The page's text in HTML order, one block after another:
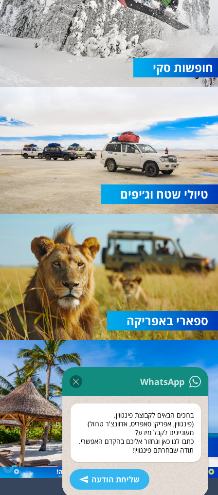
WhatsApp
ברוכים הבאים לקבוצת פינגווין.
(פינגווין, אפריקן סאפריס, אדוונצ'ר טרוול)
מעוניינים לקבל מידע?
כתבו לנו כאן ונחזור אליכם בהקדם האפשרי.
תודה שבחרתם פינגווין!
שליחת הודעה
חופשות סקי
טיולי שטח וג׳יפים
ספארי באפריקה
נופש בזנזיבר